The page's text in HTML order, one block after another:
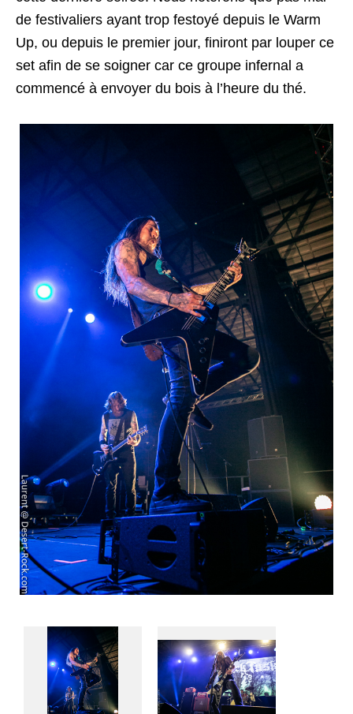
de festivaliers ayant trop festoyé depuis le Warm
Up, ou depuis le premier jour, finiront par louper ce
set afin de se soigner car ce groupe infernal a
commencé à envoyer du bois à l’heure du thé.